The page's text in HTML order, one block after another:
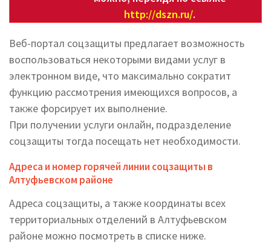
http://dszn.ru/.
Веб-портал соцзащиты предлагает возможность
воспользоваться некоторыми видами услуг в
электронном виде, что максимально сократит
функцию рассмотрения имеющихся вопросов, а
также форсирует их выполнение.
При получении услуги онлайн, подразделение
соцзащиты тогда посещать нет необходимости.
Адреса и номер горячей линии соцзащиты в
Алтуфьевском районе
Адреса соцзащиты, а также координаты всех
территориальных отделений в Алтуфьевском
районе можно посмотреть в списке ниже.